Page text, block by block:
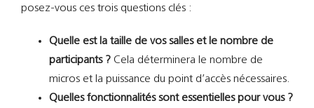
posez-vous ces trois questions clés :
Quelle est la taille de vos salles et le nombre de
participants ? Cela déterminera le nombre de
micros et la puissance du point d’accès nécessaires.
Quelles fonctionnalités sont essentielles pour vous ?